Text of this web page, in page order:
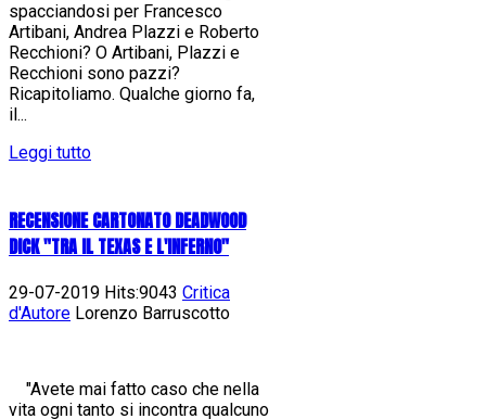
spacciandosi per Francesco
Artibani, Andrea Plazzi e Roberto
Recchioni? O Artibani, Plazzi e
Recchioni sono pazzi?
Ricapitoliamo. Qualche giorno fa,
il...
Leggi tutto
RECENSIONE CARTONATO DEADWOOD
DICK "TRA IL TEXAS E L'INFERNO"
29-07-2019 Hits:9043 Critica
d'Autore Lorenzo Barruscotto
"Avete mai fatto caso che nella
vita ogni tanto si incontra qualcuno